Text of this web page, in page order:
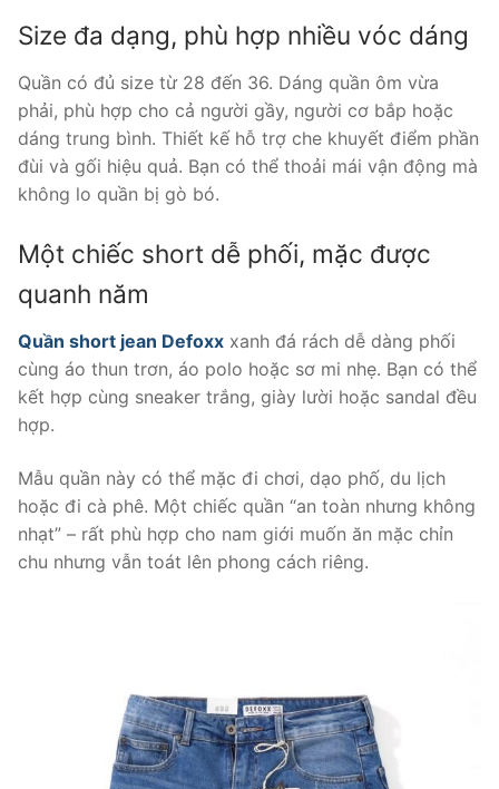
Size đa dạng, phù hợp nhiều vóc dáng
Quần có đủ size từ 28 đến 36. Dáng quần ôm vừa
phải, phù hợp cho cả người gầy, người cơ bắp hoặc
dáng trung bình. Thiết kế hỗ trợ che khuyết điểm phần
đùi và gối hiệu quả. Bạn có thể thoải mái vận động mà
không lo quần bị gò bó.
Một chiếc short dễ phối, mặc được
quanh năm
Quần short jean Defoxx xanh đá rách dễ dàng phối
cùng áo thun trơn, áo polo hoặc sơ mi nhẹ. Bạn có thể
kết hợp cùng sneaker trắng, giày lười hoặc sandal đều
hợp.
Mẫu quần này có thể mặc đi chơi, dạo phố, du lịch
hoặc đi cà phê. Một chiếc quần “an toàn nhưng không
nhạt” – rất phù hợp cho nam giới muốn ăn mặc chỉn
chu nhưng vẫn toát lên phong cách riêng.